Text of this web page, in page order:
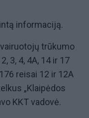
informaciją.
vairuotojų trūkumo
3, 4, 4A, 14 ir 17
reisai 12 ir 12A
„Klaipėdos
KKT vadovė.